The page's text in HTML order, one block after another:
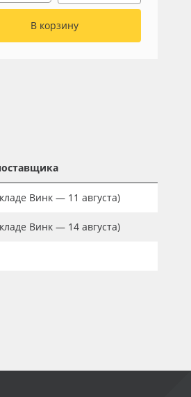
В корзину
Винк — 11 августа)
Винк — 14 августа)